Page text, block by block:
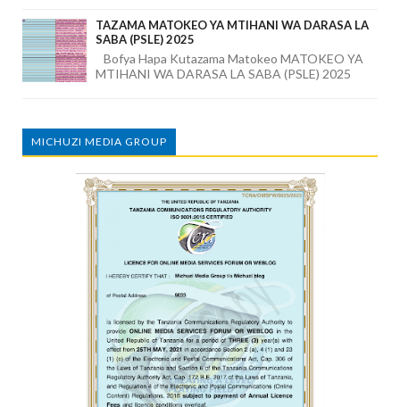
TAZAMA MATOKEO YA MTIHANI WA DARASA LA
SABA (PSLE) 2025
Bofya Hapa Kutazama Matokeo MATOKEO YA
MTIHANI WA DARASA LA SABA (PSLE) 2025
MICHUZI MEDIA GROUP